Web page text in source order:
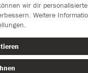
wir dir personalisierte
Weitere